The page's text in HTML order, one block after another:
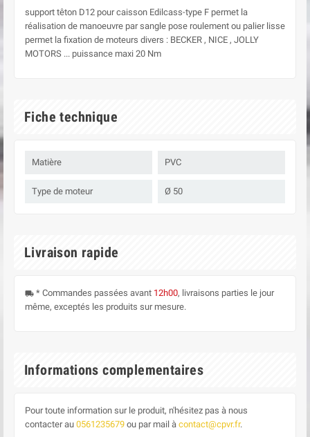
support têton D12 pour caisson Edilcass-type F permet la
réalisation de manoeuvre par sangle pose roulement ou palier lisse
permet la fixation de moteurs divers : BECKER , NICE , JOLLY
MOTORS ... puissance maxi 20 Nm
Fiche technique
Matière PVC
Type de moteur Ø 50
Livraison rapide
local_shipping * Commandes passées avant 12h00, livraisons parties le jour
même, exceptés les produits sur mesure.
Informations complementaires
Pour toute information sur le produit, n'hésitez pas à nous
contacter au 0561235679 ou par mail à contact@cpvr.fr.